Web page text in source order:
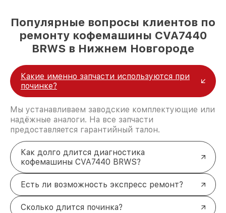
Популярные вопросы клиентов по
ремонту кофемашины CVA7440
BRWS в Нижнем Новгороде
Какие именно запчасти используются при
починке?
Мы устанавливаем заводские комплектующие или
надёжные аналоги. На все запчасти
предоставляется гарантийный талон.
Как долго длится диагностика
кофемашины CVA7440 BRWS?
Есть ли возможность экспресс ремонт?
Сколько длится починка?